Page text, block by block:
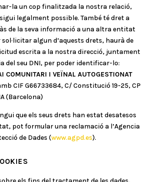
la un cop finalitzada la nostra relació,
legalment possible. També té dret a
de la seva informació a una altra entitat
algun d’aquests drets, haurà de
escrita a la nostra direcció, juntament
del seu DNI, per poder identificar-lo:
COMUNITARI I VEÏNAL AUTOGESTIONAT
CIF G66733684, C/ Constitució 19-25, CP
(Barcelona)
que els seus drets han estat desatesos
pot formular una reclamació a l’Agencia
de Dades (www.agpd.es).